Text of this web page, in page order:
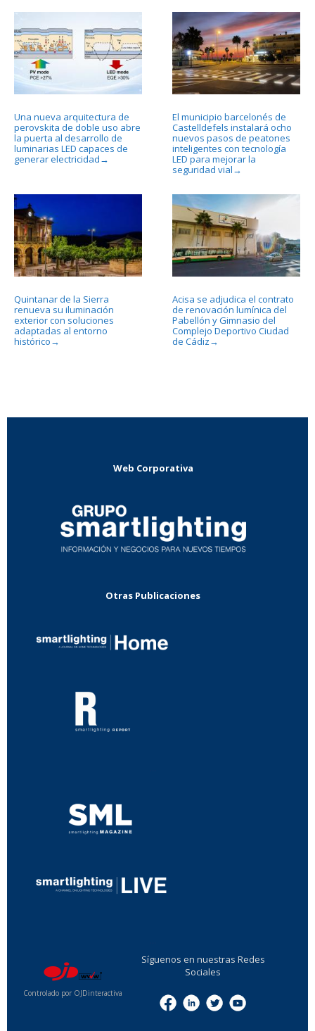
Una nueva arquitectura de
perovskita de doble uso abre
la puerta al desarrollo de
luminarias LED capaces de
generar electricidad →
El municipio barcelonés de
Castelldefels instalará ocho
nuevos pasos de peatones
inteligentes con tecnología
LED para mejorar la
seguridad vial →
Quintanar de la Sierra
renueva su iluminación
exterior con soluciones
adaptadas al entorno
histórico →
Acisa se adjudica el contrato
de renovación lumínica del
Pabellón y Gimnasio del
Complejo Deportivo Ciudad
de Cádiz →
Web Corporativa
Otras Publicaciones
Controlado por OJDinteractiva
Síguenos en nuestras Redes
Sociales